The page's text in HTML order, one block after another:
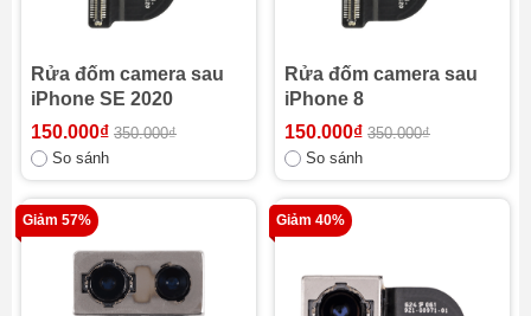
Rửa đốm camera sau
iPhone SE 2020
150.000₫ 350.000₫
So sánh
Rửa đốm camera sau
iPhone 8
150.000₫ 350.000₫
So sánh
Giảm 57% Giảm 40%